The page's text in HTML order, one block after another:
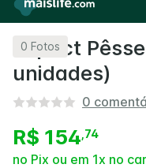
0 Fotos
Impact
unidades)
0
R$ 154 74
no Pix ou em 1x no